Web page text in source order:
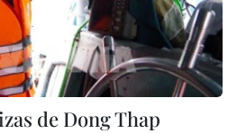
de Dong Thap